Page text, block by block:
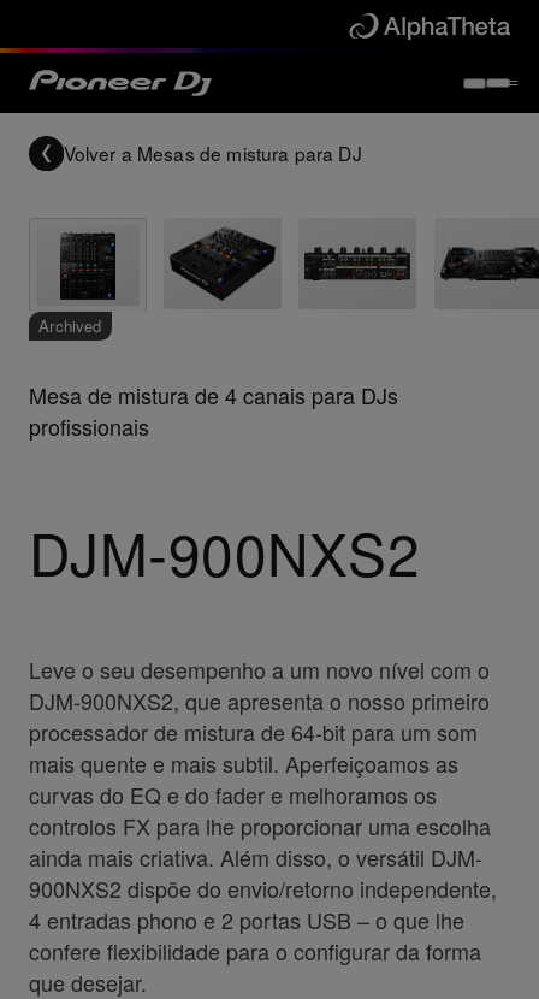
Volver a Mesas de mistura para DJ
Archived
Mesa de mistura de 4 canais para DJs
profissionais
DJM-900NXS2
Leve o seu desempenho a um novo nível com o
DJM-900NXS2, que apresenta o nosso primeiro
processador de mistura de 64-bit para um som
mais quente e mais subtil. Aperfeiçoamos as
curvas do EQ e do fader e melhoramos os
controlos FX para lhe proporcionar uma escolha
ainda mais criativa. Além disso, o versátil DJM-
900NXS2 dispõe do envio/retorno independente,
4 entradas phono e 2 portas USB – o que lhe
confere flexibilidade para o configurar da forma
que desejar.